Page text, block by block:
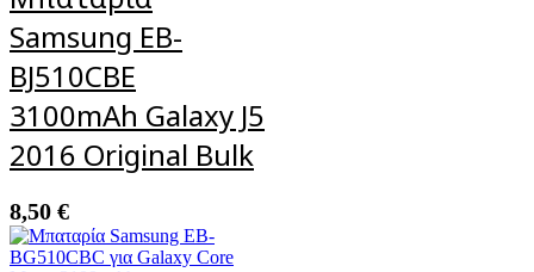
Samsung EB-
BJ510CBE
3100mAh Galaxy J5
2016 Original Bulk
8,50 €